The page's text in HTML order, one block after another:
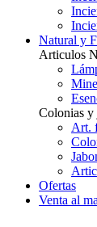
Natural y
Articulos
Colonias y
Art.
Ofertas
Venta al